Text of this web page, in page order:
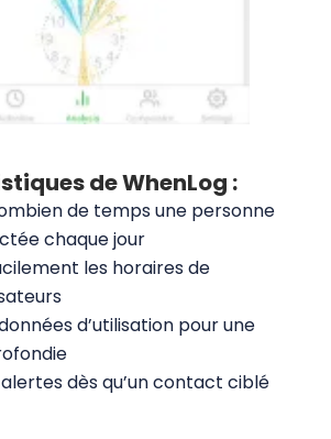
de WhenLog :
de temps une personne
chaque jour
les horaires de
d’utilisation pour une
dès qu’un contact ciblé